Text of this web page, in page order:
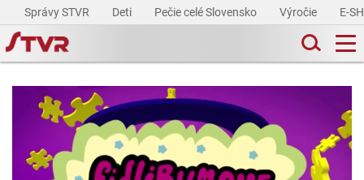
Správy STVR Deti Pečie celé Slovensko Výročie E-